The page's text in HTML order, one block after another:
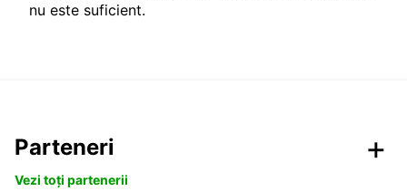
nu este suficient.
Parteneri
Vezi toți partenerii